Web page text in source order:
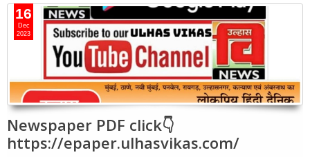
16
Dec
2023
Newspaper PDF click👇
https://epaper.ulhasvikas.com/